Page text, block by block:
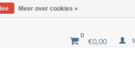
0
€0,00
Meer over cookies »